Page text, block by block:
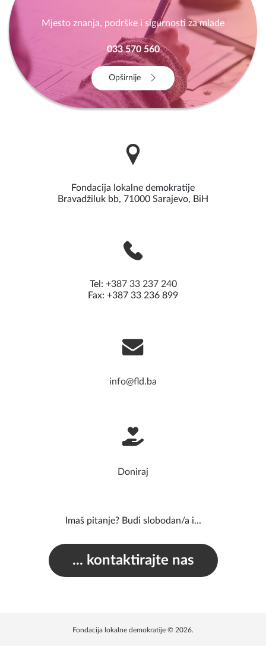
Mjesto znanja, podrške i sigurnosti za mlade
033 570 560
Opširnije
Fondacija lokalne demokratije
Bravadžiluk bb, 71000 Sarajevo, BiH
Tel: +387 33 237 240
Fax: +387 33 236 899
info@fld.ba
Doniraj
Imaš pitanje? Budi slobodan/a i...
... kontaktirajte nas
Fondacija lokalne demokratije © 2026.